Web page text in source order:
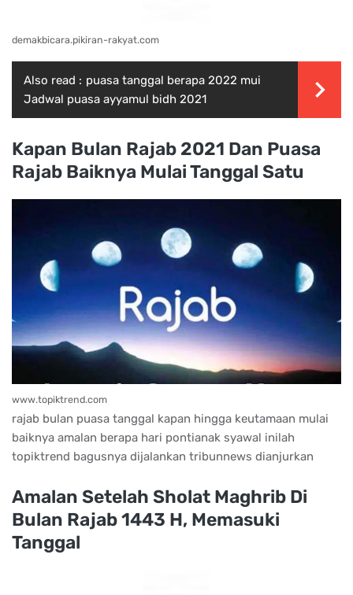
demakbicara.pikiran-rakyat.com
Also read : puasa tanggal berapa 2022 mui
Jadwal puasa ayyamul bidh 2021
Kapan Bulan Rajab 2021 Dan Puasa
Rajab Baiknya Mulai Tanggal Satu
www.topiktrend.com
rajab bulan puasa tanggal kapan hingga keutamaan mulai
baiknya amalan berapa hari pontianak syawal inilah
topiktrend bagusnya dijalankan tribunnews dianjurkan
Amalan Setelah Sholat Maghrib Di
Bulan Rajab 1443 H, Memasuki
Tanggal